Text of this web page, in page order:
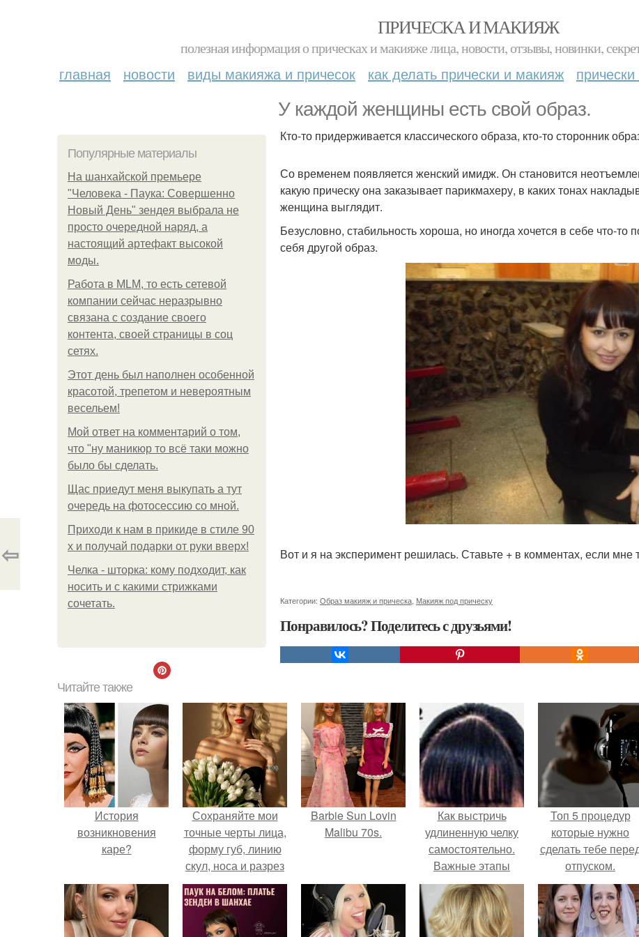
ПРИЧЕСКА И МАКИЯЖ
полезная информация о прическах и макияже лица, новости, отзывы, новинки,
главная новости виды макияжа и причесок как делать прически и макияж
У каждой женщины есть свой образ.
Популярные материалы
На шанхайской премьере
"Человека - Паука: Совершенно
Новый День" зендея выбрала не
просто очередной наряд, а
настоящий артефакт высокой
моды.
Работа в MLM, то есть сетевой
компании сейчас неразрывно
связана с создание своего
контента, своей страницы в соц
сетях.
Этот день был наполнен особенной
красотой, трепетом и невероятным
весельем!
Мой ответ на комментарий о том,
что "ну маникюр то всё таки можно
было бы сделать.
Щас приедут меня выкупать а тут
очередь на фотосессию со мной.
Приходи к нам в прикиде в стиле 90
х и получай подарки от руки вверх!
Челка - шторка: кому подходит, как
носить и с какими стрижками
сочетать.
Кто-то придерживается классического образа, кто-то сторонник
Со временем появляется женский имидж. Он становится
какую прическу она заказывает парикмахеру, в каких тонах
женщина выглядит.
Безусловно, стабильность хороша, но иногда хочется в себе что-
себя другой образ.
Вот и я на эксперимент решилась. Ставьте + в комментах, если мне
Категории: Образ макияж и прическа Макияж под прическу
Понравилось? Поделитесь с друзьями!
⇦
Читайте также
История
возникновения
каре?
Сохраняйте мои
точные черты лица,
форму губ, линию
скул, носа и разрез
глаз.
Barbie Sun Lovin
Malibu 70s.
Как выстричь
удлиненную челку
самостоятельно.
Важные этапы
стрижки
Топ 5 процедур
которые нужно
сделать тебе
отпуском.